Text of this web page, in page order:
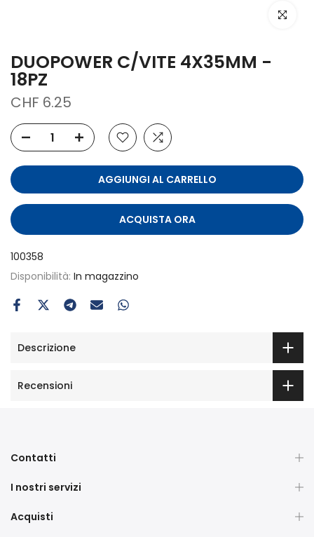
clicca
DUOPOWER C/VITE 4X35MM -
18PZ
CHF 6.25
AGGIUNGI AL CARRELLO
ACQUISTA ORA
100358
Disponibilità: In magazzino
Descrizione
Recensioni
Contatti
I nostri servizi
Acquisti